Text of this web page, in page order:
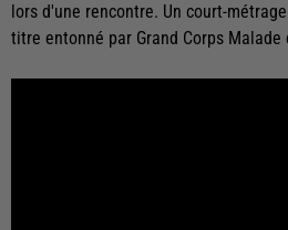
lors d'une rencontre. Un court-
titre entonné par Grand Corps Malade